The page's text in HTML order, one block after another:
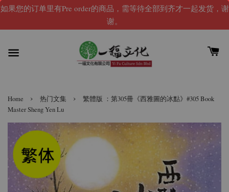
如果您的订单里有Pre order的商品，需等待全部到齐才一起发货，谢
谢。
Home › 热门文集 ›
繁體版 ：第305冊《西雅圖的冰點》#305 Book
Master Sheng Yen Lu